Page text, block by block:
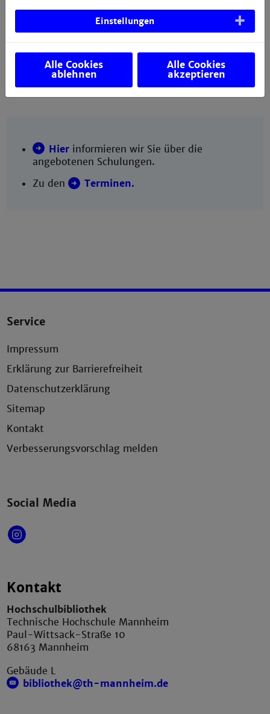
Hier informieren wir Sie über die
angebotenen Schulungen.
Zu den
Terminen.
Service
Impressum
Erklärung zur Barrierefreiheit
Datenschutzerklärung
Sitemap
Kontakt
Verbesserungsvorschlag melden
Social Media
Kontakt
Hochschulbibliothek
Technische Hochschule Mannheim
Paul-Wittsack-Straße 10
68163 Mannheim
Gebäude L
bibliothek@th-mannheim.de
Einstellungen
Alle Cookies
ablehnen
Alle Cookies
akzeptieren